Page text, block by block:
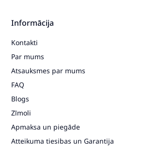
Informācija
Kontakti
Par mums
Atsauksmes par mums
FAQ
Blogs
Zīmoli
Apmaksa un piegāde
Atteikuma tiesibas un Garantija